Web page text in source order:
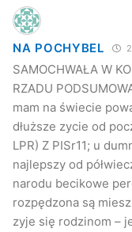
NA POCHYBEL
SAMOCHWAŁA W
RZADU
mam na świecie
dłuższe zycie od
LPR) Z PISr11; u
najlepszy od
narodu becikowe
rozpędzona są
zyje się rodzinom –